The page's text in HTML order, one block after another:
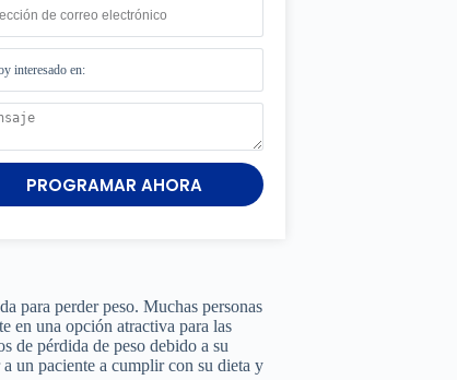
PROGRAMAR AHORA
para perder peso. Muchas personas
en una opción atractiva para las
de pérdida de peso debido a su
un paciente a cumplir con su dieta y